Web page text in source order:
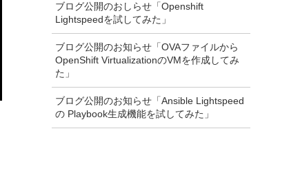
ブログ公開のおしらせ「Openshift
Lightspeedを試してみた」
ブログ公開のお知らせ「OVAファイルから
OpenShift VirtualizationのVMを作成してみ
た」
ブログ公開のお知らせ「Ansible Lightspeed
の Playbook生成機能を試してみた」